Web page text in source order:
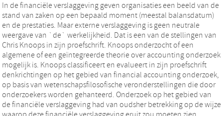
In de financiële verslaggeving geven organisaties een beeld van de
stand van zaken op een bepaald moment (meestal balansdatum)
en de prestaties. Maar externe verslaggeving is geen neutrale
weergave van `de` werkelijkheid. Dat is een van de stellingen van
Chris Knoops in zijn proefschrift. Knoops onderzocht of een
algemene of een geïntegreerde theorie over accounting onderzoek
mogelijk is. Knoops classificeert en evalueert in zijn proefschrift
denkrichtingen op het gebied van financial accounting onderzoek,
op basis van wetenschapsfilosofische veronderstellingen die door
onderzoekers worden gehanteerd. Onderzoek op het gebied van
de financiële verslaggeving had van oudsher betrekking op de wijze